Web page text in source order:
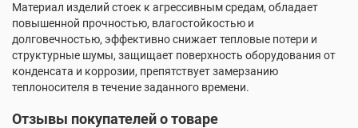
Материал изделий стоек к агрессивным средам, обладает
повышенной прочностью, влагостойкостью и
долговечностью, эффективно снижает тепловые потери и
структурные шумы, защищает поверхность оборудования от
конденсата и коррозии, препятствует замерзанию
теплоносителя в течение заданного времени.
Отзывы покупателей о товаре